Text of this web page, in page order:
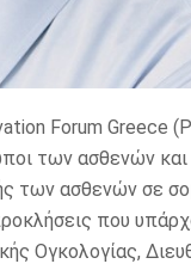
Forum Greece
των ασθενών και
των ασθενών σε
που
Ογκολογίας,